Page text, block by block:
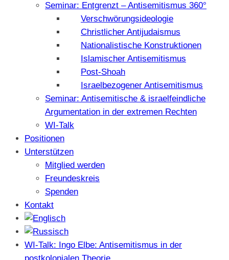
Seminar: Entgrenzt – Antisemitismus 360°
Verschwörungsideologie
Christlicher Antijudaismus
Nationalistische Konstruktionen
Islamischer Antisemitismus
Post-Shoah
Israelbezogener Antisemitismus
Seminar: Antisemitische & israelfeindliche
Argumentation in der extremen Rechten
WI-Talk
Positionen
Unterstützen
Mitglied werden
Freundeskreis
Spenden
Kontakt
WI-Talk: Ingo Elbe: Antisemitismus in der